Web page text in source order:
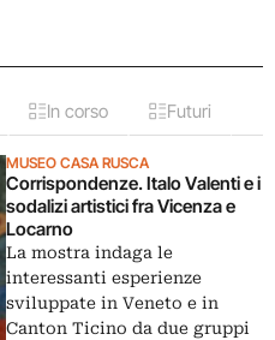
In corso Futuri
MUSEO CASA RUSCA
Corrispondenze. Italo Valenti e i
sodalizi artistici fra Vicenza e
Locarno
La mostra indaga le
interessanti esperienze
sviluppate in Veneto e in
Canton Ticino da due gruppi